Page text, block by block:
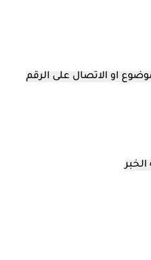
او الاتصال على الرقم